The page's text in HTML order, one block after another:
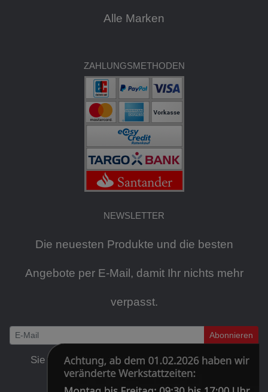
Alle Marken
ZAHLUNGSMETHODEN
NEWSLETTER
Die neuesten Produkte und die besten
Angebote per E-Mail, damit Ihr nichts mehr
verpasst.
Abonnieren
Sie können den Newsletter jederzeit kostenlos
abbestellen .